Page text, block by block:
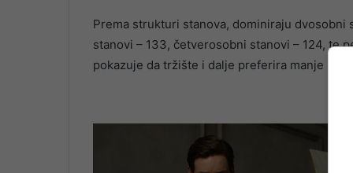
Prema strukturi stanova, dominiraju
stanovi – 133, četverosobni stanovi – 124, te
pokazuje da tržište i dalje preferira manje i